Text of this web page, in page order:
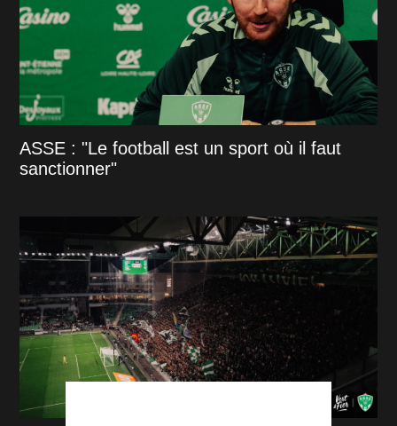
ASSE : "Le football est un sport où il faut
sanctionner"